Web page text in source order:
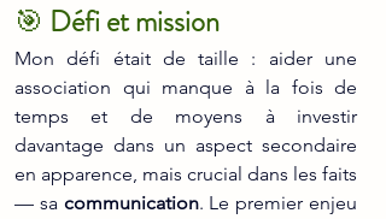
🎯 Défi et mission
Mon défi était de taille : aider une
association qui manque à la fois de
temps et de moyens à investir
davantage dans un aspect secondaire
en apparence, mais crucial dans les faits
— sa communication. Le premier enjeu